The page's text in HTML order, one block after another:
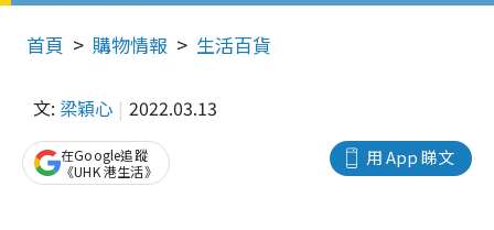
首頁 購物情報 生活百貨
文: 梁穎心 2022.03.13
用 App 睇文
在Google追蹤
《UHK 港生活》